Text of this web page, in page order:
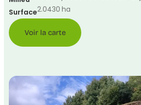
Surface2.0430 ha
Voir la carte